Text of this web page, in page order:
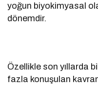
yoğun biyokimyasal
dönemdir.
Özellikle son yıllarda
fazla konuşulan